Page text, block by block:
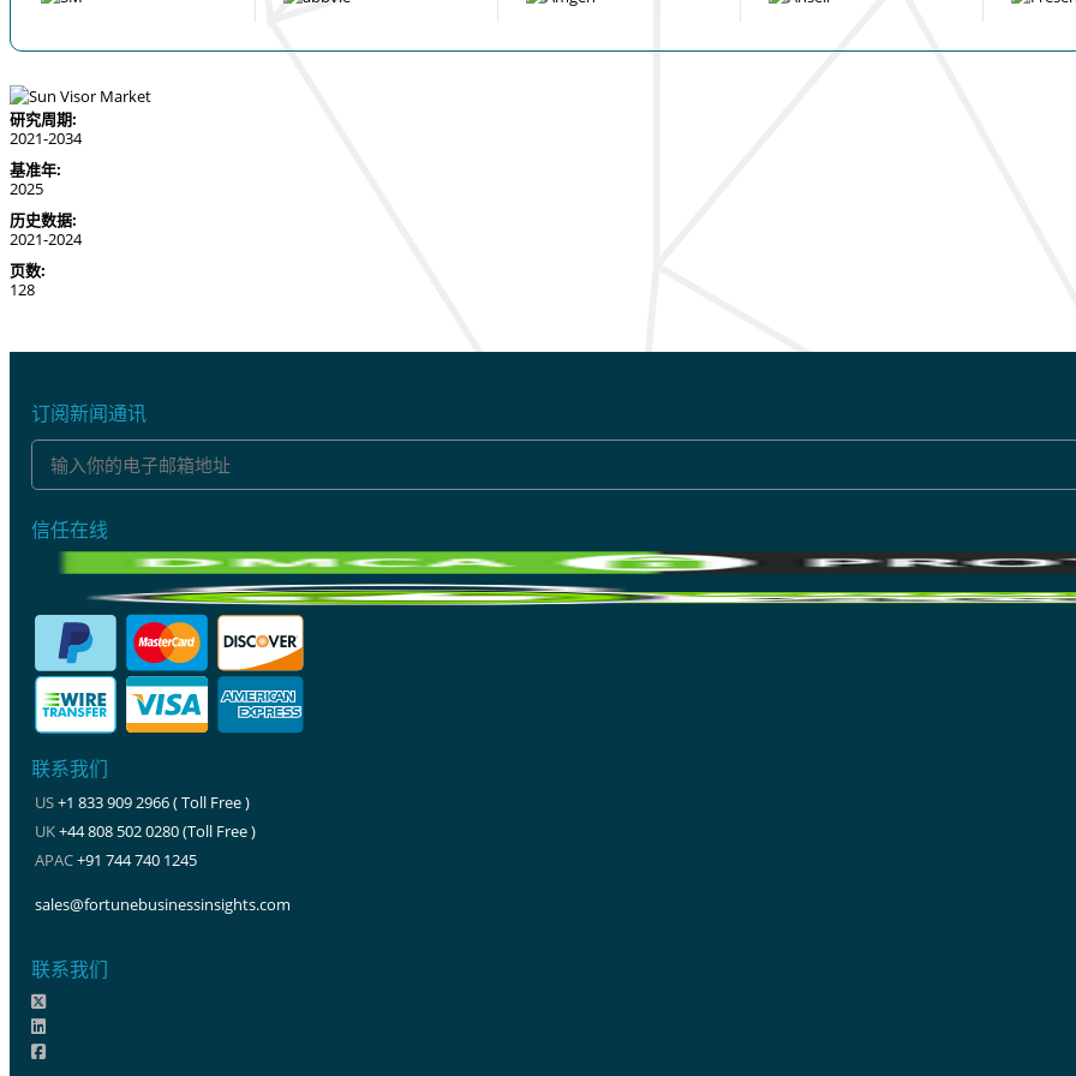
研究周期:
2021-2034
基准年:
2025
历史数据:
2021-2024
页数:
128
订阅新闻通讯
信任在线
联系我们
US+1 833 909 2966 ( Toll Free )
UK+44 808 502 0280 (Toll Free )
APAC+91 744 740 1245
sales@fortunebusinessinsights.com
联系我们